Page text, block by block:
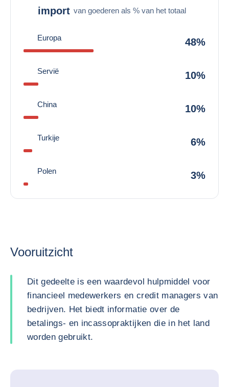
import van goederen als % van het totaal
Europa 48%
Servië 10%
China 10%
Turkije 6%
Polen 3%
Vooruitzicht
Dit gedeelte is een waardevol hulpmiddel voor
financieel medewerkers en credit managers van
bedrijven. Het biedt informatie over de
betalings- en incassopraktijken die in het land
worden gebruikt.